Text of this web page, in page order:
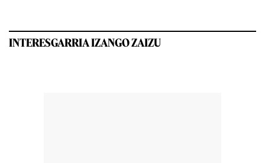
INTERESGARRIA IZANGO ZAIZU